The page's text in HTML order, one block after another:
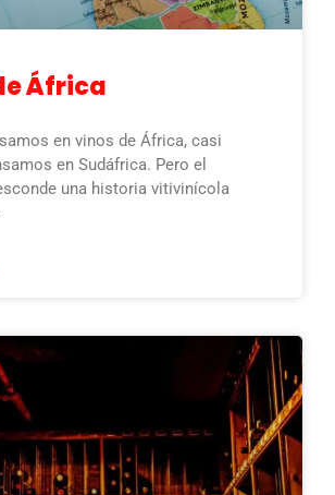
África
en vinos de África, casi
en Sudáfrica. Pero el
una historia vitivinícola